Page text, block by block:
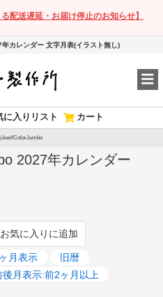
配送遅延・お届け停止のお知らせ】
カレンダー 文字月表(イラスト無し)
に入りリスト カート
2027年カレンダー
お気に入りに追加
月表示
旧暦
後月表示:前2ヶ月以上